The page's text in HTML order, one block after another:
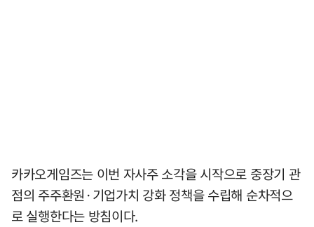
카카오게임즈는 이번 자사주 소각을 시작으로 중장기 관
점의 주주환원·기업가치 강화 정책을 수립해 순차적으
로 실행한다는 방침이다.